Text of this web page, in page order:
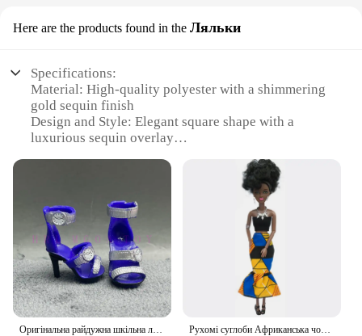
Here are the products found in the Ляльки
Specifications:
Material: High-quality polyester with a shimmering
gold sequin finish
Design and Style: Elegant square shape with a
luxurious sequin overlay
such as parties, weddings, and events
Shape or Size: Generously sized at 120cm by 120cm
for ample coverage
Performance and Property: Durable and easy to
clean, maintaining its sparkle wash after wash
Parts and Accessories: Comes as a set, complete
with matching pillowcases
Features:
**Elegant Decor for Any Occasion**
Рухомі суглоби Африканська чорна лялька для американських ляльок Аксесуари Нуді Тіло з одягом для Барбі Іграшка Дівчинка Прикидайся Дитяча іграшка Подарунок